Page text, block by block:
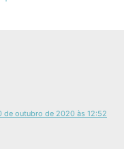
de outubro de 2020 às 12:52